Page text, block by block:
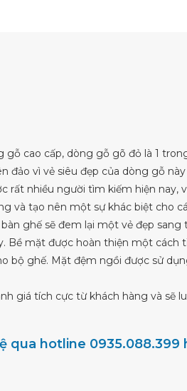
gỗ cao cấp, dòng gỗ gõ đỏ là 1
đảo vì vẻ siêu đẹp của dòng gỗ này
rất nhiều người tìm kiếm hiện
và tạo nên một sự khác biệt cho
ghế sẽ đem lại một vẻ đẹp
Bề mặt được hoàn thiện một
ghế. Mặt đệm ngồi được sử
giá tích cực từ khách hàng và sẽ
qua hotline